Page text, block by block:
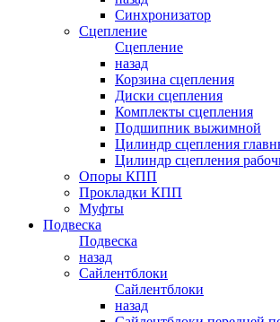
Синхронизатор
Сцепление
Сцепление
назад
Корзина сцепления
Диски сцепления
Комплекты сцепления
Подшипник выжимной
Цилиндр сцепления
Цилиндр сцепления
Опоры КПП
Прокладки КПП
Муфты
Подвеска
Подвеска
назад
Сайлентблоки
Сайлентблоки
назад